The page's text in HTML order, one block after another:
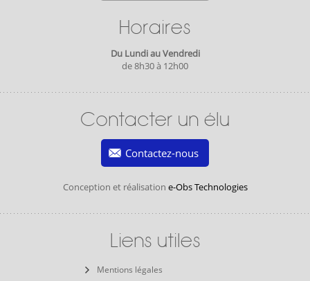
Horaires
Du Lundi au Vendredi
de 8h30 à 12h00
Contacter un élu
Contactez-nous
Conception et réalisation e-Obs Technologies
Liens utiles
Mentions légales